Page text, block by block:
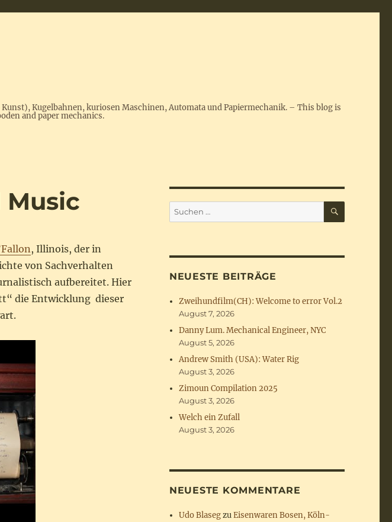
Kugelbahnen, kuriosen Maschinen, Automata und Papiermechanik. – This blog is
and paper mechanics.
Music
, Illinois, der in
von Sachverhalten
aufbereitet. Hier
die Entwicklung dieser
Suchen
nach:
SUCHEN
NEUESTE BEITRÄGE
Zweihundfilm(CH): Welcome to error Vol.2
August 7, 2026
Danny Lum. Mechanical Engineer, NYC
August 5, 2026
Andrew Smith (USA): Water Rig
August 3, 2026
Zimoun Compilation 2025
August 3, 2026
Welch ein Zufall
August 3, 2026
NEUESTE KOMMENTARE
Udo BlasegzuEisenwaren Bosen, Köln-